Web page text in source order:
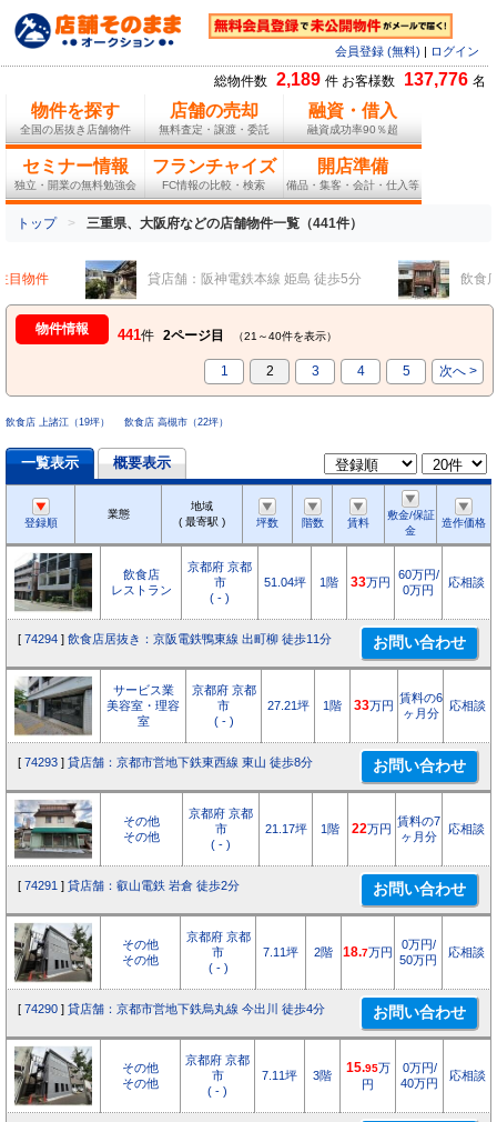
会員登録 (無料) ログイン
総物件数 2,189 件 お客様数 137,776 名
物件を探す
全国の居抜き店舗物件
店舗の売却
無料査定・譲渡・委託
融資・借入
融資成功率90％超
セミナー情報
独立・開業の無料勉強会
フランチャイズ
FC情報の比較・検索
開店準備
備品・集客・会計・仕入等
トップ 三重県、大阪府などの店舗物件一覧（441件）
物件 貸店舗：阪神電鉄本線 姫島 徒歩5分 飲食店
物件情報 441件 2ページ目 （21～40件を表示）
1 2 3 4 5 次へ >
飲食店 上諸江（19坪） 飲食店 高槻市（22坪）
一覧表示 概要表示
登録順
業態
地域
( 最寄駅 )
坪数 階数 賃料
敷金/保証
金
造作価格
飲食店
レストラン
京都府 京都
市
( - )
51.04坪 1階 33万円
60万円/
0万円
応相談
[ 74294 ] 飲食店居抜き：京阪電鉄鴨東線 出町柳 徒歩11分
サービス業
美容室・理容
室
京都府 京都
市
( - )
27.21坪 1階 33万円
賃料の6
ヶ月分
応相談
[ 74293 ] 貸店舗：京都市営地下鉄東西線 東山 徒歩8分
その他
その他
京都府 京都
市
( - )
21.17坪 1階 22万円
賃料の7
ヶ月分
応相談
[ 74291 ] 貸店舗：叡山電鉄 岩倉 徒歩2分
その他
その他
京都府 京都
市
( - )
7.11坪 2階 18.7万円
0万円/
50万円
応相談
[ 74290 ] 貸店舗：京都市営地下鉄烏丸線 今出川 徒歩4分
その他
その他
京都府 京都
市
( - )
7.11坪 3階
15.95万
円
0万円/
40万円
応相談